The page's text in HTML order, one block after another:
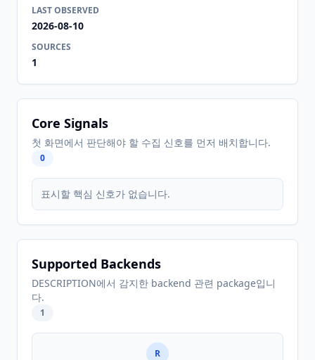
LAST OBSERVED
2026-08-10
SOURCES
1
Core Signals
첫 화면에서 판단해야 할 수집 신호를 먼저 배치합니다.
0
표시할 핵심 신호가 없습니다.
Supported Backends
DESCRIPTION에서 감지한 backend 관련 package입니
다.
1
R